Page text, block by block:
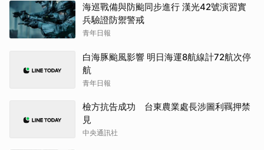
海巡戰備與防颱同步進行 漢光42號演習實
兵驗證防禦警戒
青年日報
白海豚颱風影響 明日海運8航線計72航次停
航
青年日報
檢方抗告成功 台東農業處長涉圖利羈押禁
見
中央通訊社